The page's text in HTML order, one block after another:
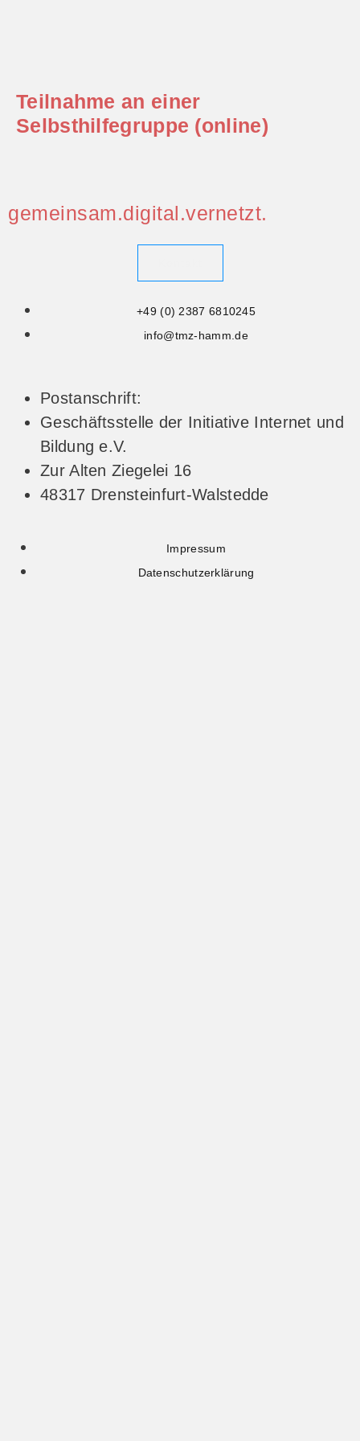
Teilnahme an einer
Selbsthilfegruppe (online)
gemeinsam.digital.vernetzt.
+49 (0) 2387 6810245
info@tmz-hamm.de
Postanschrift:
Geschäftsstelle der Initiative Internet und
Bildung e.V.
Zur Alten Ziegelei 16
48317 Drensteinfurt-Walstedde
Impressum
Datenschutzerklärung